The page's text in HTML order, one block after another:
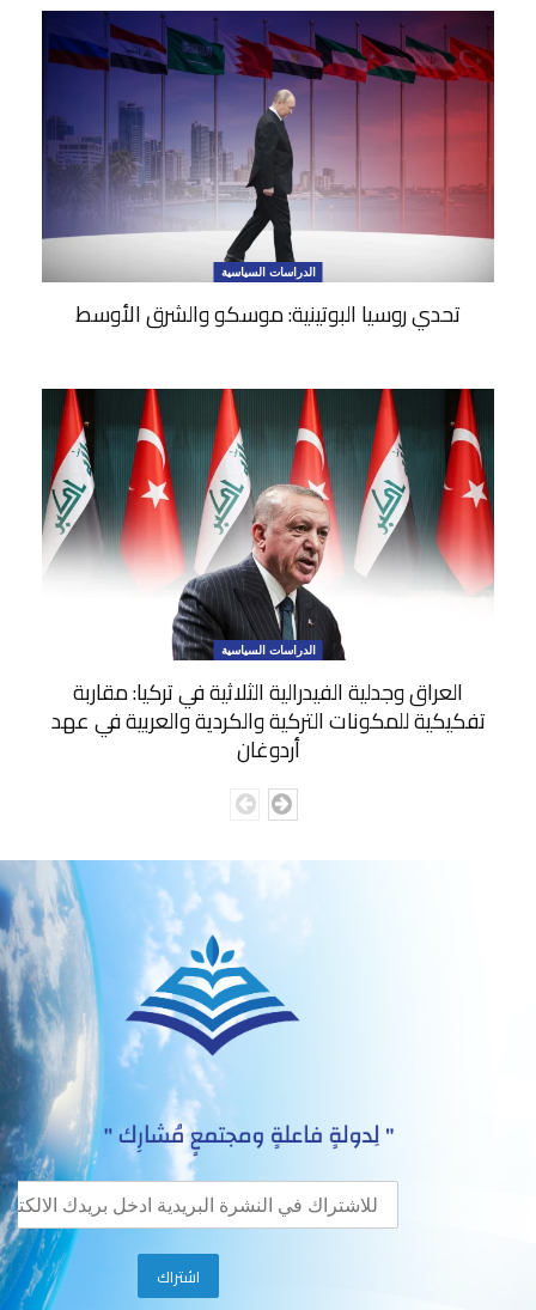
الدراسات السياسية
تحدي روسيا البوتينية: موسكو والشرق الأوسط
الدراسات السياسية
العراق وجدلية الفيدرالية الثلاثية في تركيا: مقاربة
تفكيكية للمكونات التركية والكردية والعربية في عهد
أردوغان